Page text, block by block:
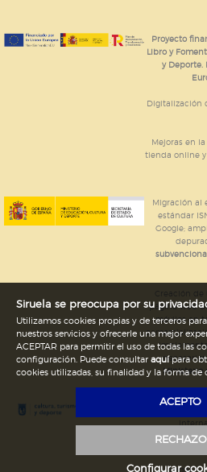
Proyecto
Libro y
y Deporte.
Digitalización
Mejoras en
tienda online
Migración al
estándar
Google;
página web
móviles en
Ministerio
Ediciones
Legal
Siruela se preocupa por su
Utilizamos cookies propias y de terceros
nuestros servicios y ofrecerle una mejor
ACEPTAR para permitir el uso de todas las
configuración. Puede consultar aquípara
cookies utilizadas, su finalidad y la forma de
ACEPTO
RECHAZO
Configurar